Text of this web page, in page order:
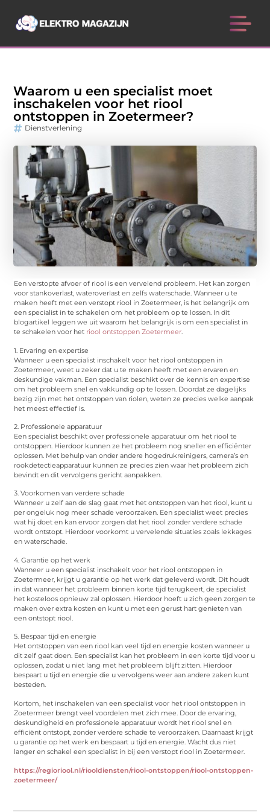
Waarom u een specialist moet
inschakelen voor het riool
ontstoppen in Zoetermeer?
Dienstverlening
Een verstopte afvoer of riool is een vervelend probleem. Het kan zorgen
voor stankoverlast, wateroverlast en zelfs waterschade. Wanneer u te
maken heeft met een verstopt riool in Zoetermeer, is het belangrijk om
een specialist in te schakelen om het probleem op te lossen. In dit
blogartikel leggen we uit waarom het belangrijk is om een specialist in
te schakelen voor het riool ontstoppen Zoetermeer.
1. Ervaring en expertise
Wanneer u een specialist inschakelt voor het riool ontstoppen in
Zoetermeer, weet u zeker dat u te maken heeft met een ervaren en
deskundige vakman. Een specialist beschikt over de kennis en expertise
om het probleem snel en vakkundig op te lossen. Doordat ze dagelijks
bezig zijn met het ontstoppen van riolen, weten ze precies welke aanpak
het meest effectief is.
2. Professionele apparatuur
Een specialist beschikt over professionele apparatuur om het riool te
ontstoppen. Hierdoor kunnen ze het probleem nog sneller en efficiënter
oplossen. Met behulp van onder andere hogedrukreinigers, camera’s en
rookdetectieapparatuur kunnen ze precies zien waar het probleem zich
bevindt en dit vervolgens gericht aanpakken.
3. Voorkomen van verdere schade
Wanneer u zelf aan de slag gaat met het ontstoppen van het riool, kunt u
per ongeluk nog meer schade veroorzaken. Een specialist weet precies
wat hij doet en kan ervoor zorgen dat het riool zonder verdere schade
wordt ontstopt. Hierdoor voorkomt u vervelende situaties zoals lekkages
en waterschade.
4. Garantie op het werk
Wanneer u een specialist inschakelt voor het riool ontstoppen in
Zoetermeer, krijgt u garantie op het werk dat geleverd wordt. Dit houdt
in dat wanneer het probleem binnen korte tijd terugkeert, de specialist
het kosteloos opnieuw zal oplossen. Hierdoor hoeft u zich geen zorgen te
maken over extra kosten en kunt u met een gerust hart genieten van
een ontstopt riool.
5. Bespaar tijd en energie
Het ontstoppen van een riool kan veel tijd en energie kosten wanneer u
dit zelf gaat doen. Een specialist kan het probleem in een korte tijd voor u
oplossen, zodat u niet lang met het probleem blijft zitten. Hierdoor
bespaart u tijd en energie die u vervolgens weer aan andere zaken kunt
besteden.
Kortom, het inschakelen van een specialist voor het riool ontstoppen in
Zoetermeer brengt veel voordelen met zich mee. Door de ervaring,
deskundigheid en professionele apparatuur wordt het riool snel en
efficiënt ontstopt, zonder verdere schade te veroorzaken. Daarnaast krijgt
u garantie op het werk en bespaart u tijd en energie. Wacht dus niet
langer en schakel een specialist in bij een verstopt riool in Zoetermeer.
https://regioriool.nl/riooldiensten/riool-ontstoppen/riool-ontstoppen-
zoetermeer/